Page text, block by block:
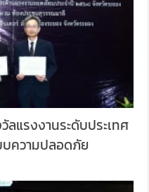
ลแรงงานระดับประเทศ
ความปลอดภัย